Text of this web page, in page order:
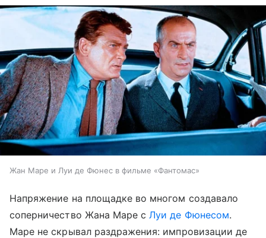
Жан Маре и Луи де Фюнес в фильме «Фантомас»
Напряжение на площадке во многом создавало
соперничество Жана Маре сЛуи де Фюнесом.
Маре не скрывал раздражения: импровизации де